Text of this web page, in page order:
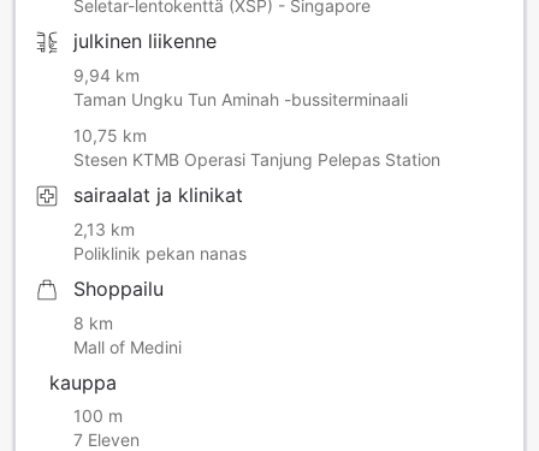
Seletar-lentokenttä (XSP) - Singapore
julkinen liikenne
9,94 km
Taman Ungku Tun Aminah -bussiterminaali
10,75 km
Stesen KTMB Operasi Tanjung Pelepas Station
sairaalat ja klinikat
2,13 km
Poliklinik pekan nanas
Shoppailu
8 km
Mall of Medini
kauppa
100 m
7 Eleven